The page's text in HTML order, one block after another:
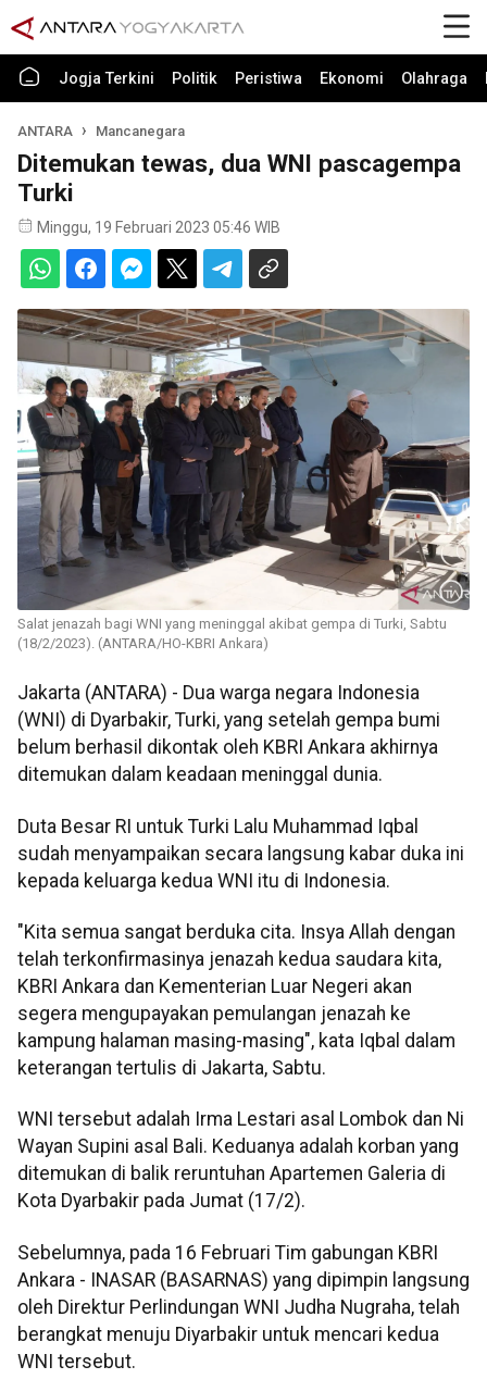
Jogja Terkini Politik Peristiwa Ekonomi Olahraga
ANTARA Mancanegara
Ditemukan tewas, dua WNI pascagempa
Turki
Minggu, 19 Februari 2023 05:46 WIB
Salat jenazah bagi WNI yang meninggal akibat gempa di Turki, Sabtu
(18/2/2023). (ANTARA/HO-KBRI Ankara)
Jakarta (ANTARA) - Dua warga negara Indonesia
(WNI) di Dyarbakir, Turki, yang setelah gempa bumi
belum berhasil dikontak oleh KBRI Ankara akhirnya
ditemukan dalam keadaan meninggal dunia.
Duta Besar RI untuk Turki Lalu Muhammad Iqbal
sudah menyampaikan secara langsung kabar duka ini
kepada keluarga kedua WNI itu di Indonesia.
"Kita semua sangat berduka cita. Insya Allah dengan
telah terkonfirmasinya jenazah kedua saudara kita,
KBRI Ankara dan Kementerian Luar Negeri akan
segera mengupayakan pemulangan jenazah ke
kampung halaman masing-masing", kata Iqbal dalam
keterangan tertulis di Jakarta, Sabtu.
WNI tersebut adalah Irma Lestari asal Lombok dan Ni
Wayan Supini asal Bali. Keduanya adalah korban yang
ditemukan di balik reruntuhan Apartemen Galeria di
Kota Dyarbakir pada Jumat (17/2).
Sebelumnya, pada 16 Februari Tim gabungan KBRI
Ankara - INASAR (BASARNAS) yang dipimpin langsung
oleh Direktur Perlindungan WNI Judha Nugraha, telah
berangkat menuju Diyarbakir untuk mencari kedua
WNI tersebut.